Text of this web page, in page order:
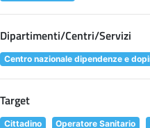
Dipartimenti/Centri/Servizi
Centro nazionale dipendenze e
Target
Cittadino Operatore Sanitario